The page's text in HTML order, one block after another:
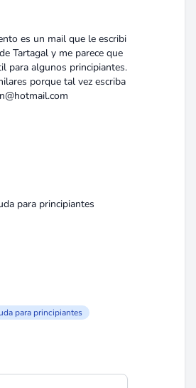
es un mail que le escribi
Tartagal y me parece que
para algunos principiantes.
porque tal vez escriba
para principiantes
para principiantes